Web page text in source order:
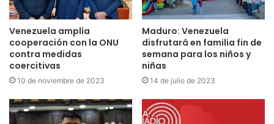
Venezuela amplía
cooperación con la ONU
contra medidas
coercitivas
10 de noviembre de 2023
Maduro: Venezuela
disfrutará en familia fin de
semana para los niños y
niñas
14 de julio de 2023